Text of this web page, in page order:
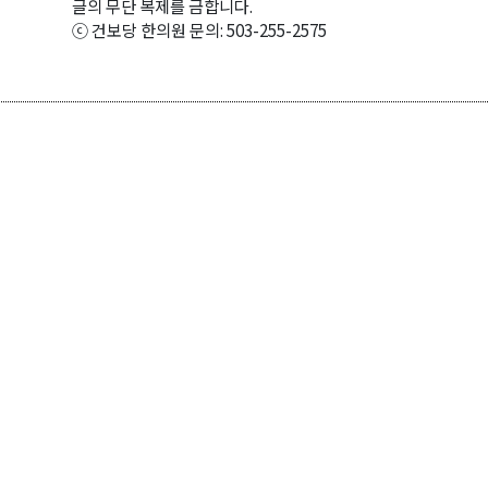
글의 무단 복제를 금합니다.
ⓒ 건보당 한의원 문의: 503-255-2575